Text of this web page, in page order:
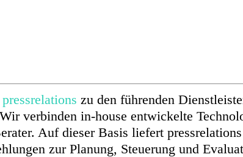
pressrelations zu den führenden
verbinden in-house entwickelte
Auf dieser Basis liefert
zur Planung, Steuerung und